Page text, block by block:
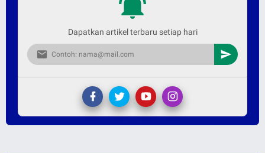
Dapatkan artikel terbaru setiap hari